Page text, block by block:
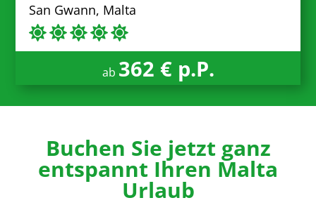
San Gwann, Malta
ab 362 € p.P.
Buchen Sie jetzt ganz
entspannt Ihren Malta
Urlaub